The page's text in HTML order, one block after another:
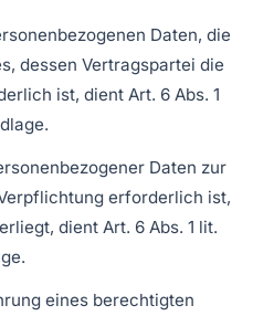
Daten, die
dessen Vertragspartei die
ist, dient Art. 6 Abs. 1
Daten zur
erforderlich ist,
dient Art. 6 Abs. 1 lit.
eines berechtigten